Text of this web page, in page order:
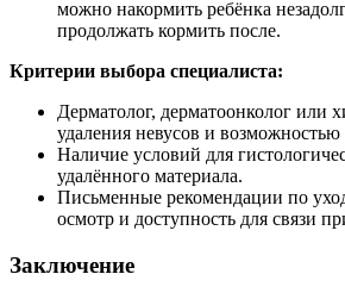
можно накормить ребёнка
продолжать кормить после.
Критерии выбора специалиста:
Дерматолог, дерматоонколог или
удаления невусов и возможностью
Наличие условий для
удалённого материала.
Письменные рекомендации по
осмотр и доступность для связи
Заключение